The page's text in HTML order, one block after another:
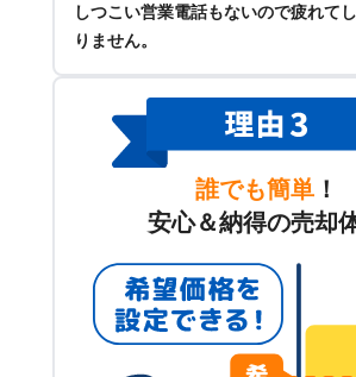
しつこい営業電話もないので疲れて
りません。
誰でも簡単 ！
安心＆納得の売却